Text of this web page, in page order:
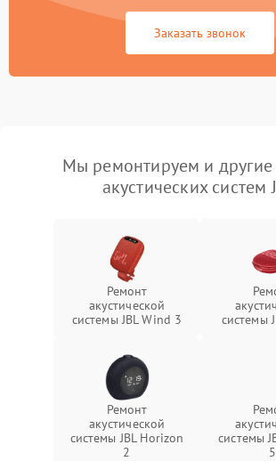
Заказать звонок
Мы ремонтируем и
акустических систем
Ремонт
акустической
системы JBL Wind 3
системы
Ремонт
акустической
системы JBL Horizon
2
системы
5